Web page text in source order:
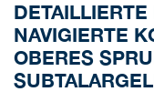
NAVIGIERTE
OBERES